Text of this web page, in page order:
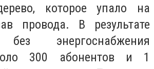
которое упало на
провода. В результате
без энергоснабжения
300 абонентов и 1